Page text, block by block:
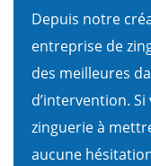
Depuis notre
entreprise de
des meilleures
d’intervention.
zinguerie à
aucune